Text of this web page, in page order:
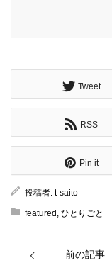
Tweet
RSS
Pin it
投稿者: t-saito
featured ひとりごと
前の記事